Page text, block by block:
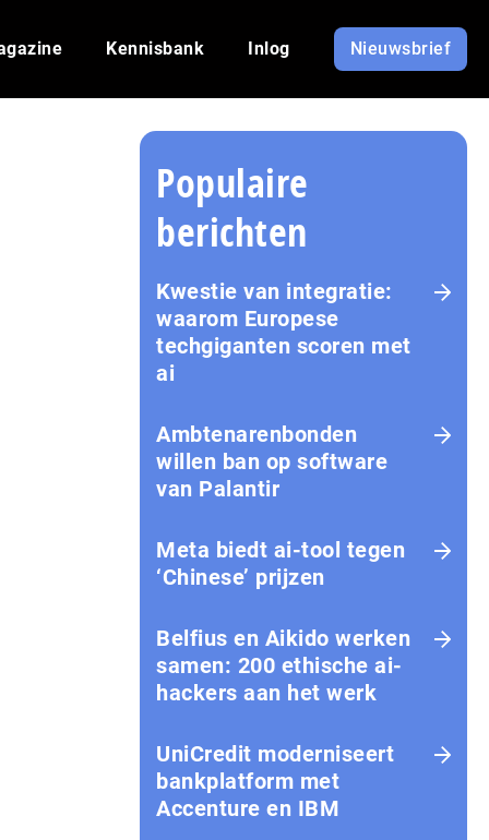
Kennisbank Inlog Nieuwsbrief
Populaire
berichten
Kwestie van integratie:
waarom Europese
techgiganten scoren met
ai
Amb­te­na­ren­bon­den
willen ban op software
van Palantir
Meta biedt ai-tool tegen
‘Chinese’ prijzen
Belfius en Aikido werken
samen: 200 ethische ai-
hackers aan het werk
UniCredit moderniseert
bankplatform met
Accenture en IBM